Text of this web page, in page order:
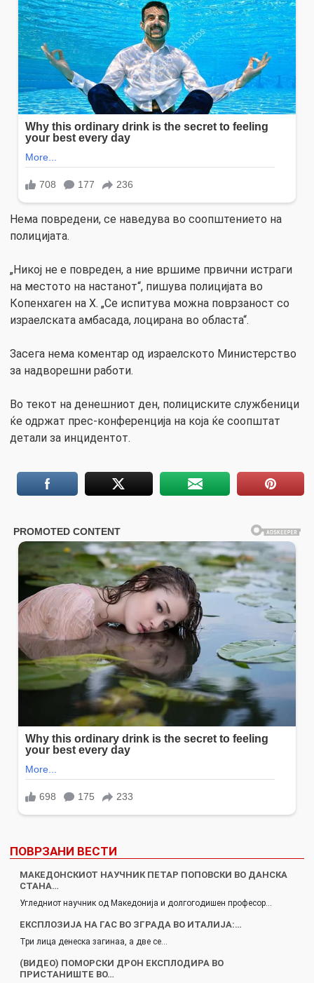
Нема повредени, се наведува во соопштението на
полицијата.
„Никој не е повреден, а ние вршиме првични истраги
на местото на настанот“, пишува полицијата во
Копенхаген на X. „Се испитува можна поврзаност со
израелската амбасада, лоцирана во областа“.
Засега нема коментар од израелското Министерство
за надворешни работи.
Во текот на денешниот ден, полициските службеници
ќе одржат прес-конференција на која ќе соопштат
детали за инцидентот.
ПОВРЗАНИ ВЕСТИ
МАКЕДОНСКИОТ НАУЧНИК ПЕТАР ПОПОВСКИ ВО ДАНСКА
СТАНА…
Угледниот научник од Македонија и долгогодишен професор…
ЕКСПЛОЗИЈА НА ГАС ВО ЗГРАДА ВО ИТАЛИЈА:…
Три лица денеска загинаа, а две се…
(ВИДЕО) ПОМОРСКИ ДРОН ЕКСПЛОДИРА ВО
ПРИСТАНИШТЕ ВО…